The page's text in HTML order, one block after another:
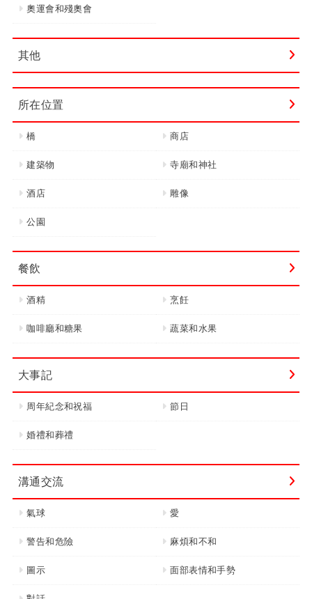
奧運會和殘奧會
其他
所在位置
橋 商店
建築物 寺廟和神社
酒店 雕像
公園
餐飲
酒精 烹飪
咖啡廳和糖果 蔬菜和水果
大事記
周年紀念和祝福 節日
婚禮和葬禮
溝通交流
氣球 愛
警告和危險 麻煩和不和
圖示 面部表情和手勢